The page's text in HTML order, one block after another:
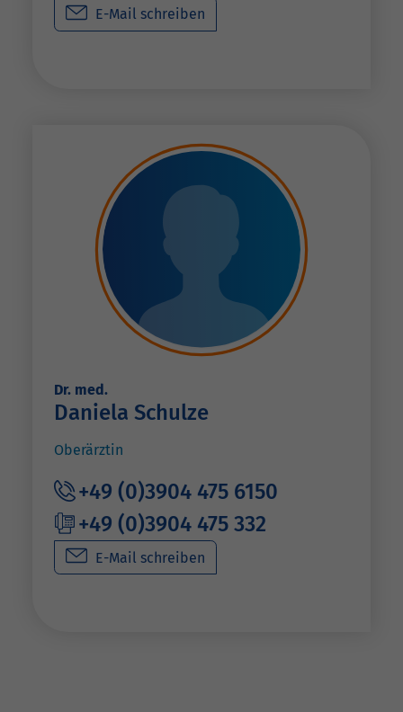
E-Mail schreiben
Dr. med.
Daniela Schulze
Oberärztin
+49 (0)3904 475 6150
+49 (0)3904 475 332
E-Mail schreiben